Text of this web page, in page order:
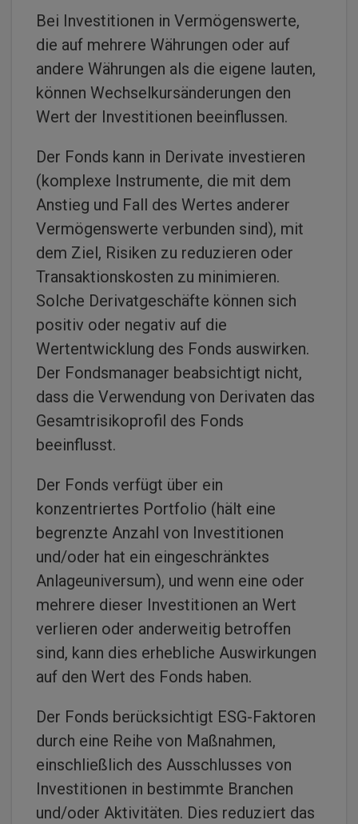
Bei Investitionen in Vermögenswerte,
die auf mehrere Währungen oder auf
andere Währungen als die eigene lauten,
können Wechselkursänderungen den
Wert der Investitionen beeinflussen.
Der Fonds kann in Derivate investieren
(komplexe Instrumente, die mit dem
Anstieg und Fall des Wertes anderer
Vermögenswerte verbunden sind), mit
dem Ziel, Risiken zu reduzieren oder
Transaktionskosten zu minimieren.
Solche Derivatgeschäfte können sich
positiv oder negativ auf die
Wertentwicklung des Fonds auswirken.
Der Fondsmanager beabsichtigt nicht,
dass die Verwendung von Derivaten das
Gesamtrisikoprofil des Fonds
beeinflusst.
Der Fonds verfügt über ein
konzentriertes Portfolio (hält eine
begrenzte Anzahl von Investitionen
und/oder hat ein eingeschränktes
Anlageuniversum), und wenn eine oder
mehrere dieser Investitionen an Wert
verlieren oder anderweitig betroffen
sind, kann dies erhebliche Auswirkungen
auf den Wert des Fonds haben.
Der Fonds berücksichtigt ESG-Faktoren
durch eine Reihe von Maßnahmen,
einschließlich des Ausschlusses von
Investitionen in bestimmte Branchen
und/oder Aktivitäten. Dies reduziert das